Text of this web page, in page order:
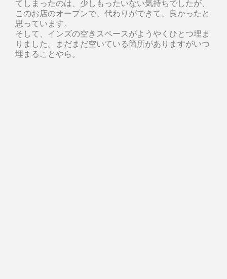
てしまったのは、少しもったいない気持ちでしたが、
このお店のオープンで、代わりができて、良かったと
思っています。
そして、インズの空きスペースがようやくひとつ埋ま
りました。まだまだ空いている箇所がありますがいつ
埋まることやら。